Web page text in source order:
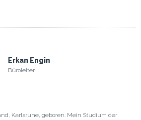
Erkan Engin
Büroleiter
Karlsruhe, geboren. Mein Studium der